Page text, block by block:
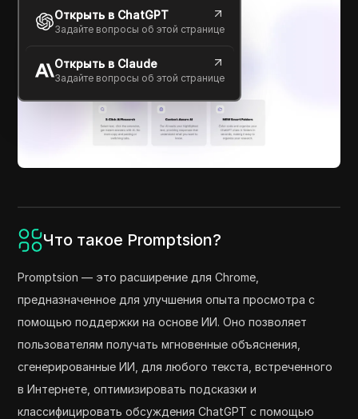
Открыть в ChatGPT
Задайте вопросы об этой странице
Открыть в Claude
Задайте вопросы об этой странице
Что такое Promptsion?
Promptsion — это расширение для Chrome,
предназначенное для улучшения опыта просмотра с
помощью поддержки на основе ИИ. Оно позволяет
пользователям получать мгновенные объяснения,
сгенерированные ИИ, для любого текста, встреченного
в Интернете, оптимизировать подсказки и
классифицировать обсуждения ChatGPT с помощью